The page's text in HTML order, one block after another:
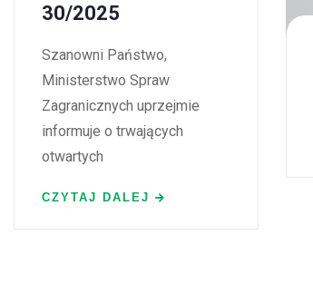
30/2025
Szanowni Państwo,
Ministerstwo Spraw
Zagranicznych uprzejmie
informuje o trwających
otwartych
CZYTAJ DALEJ